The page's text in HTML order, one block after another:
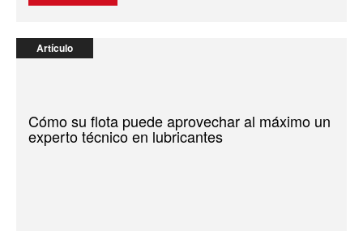
Artículo
Cómo su flota puede aprovechar al máximo un
experto técnico en lubricantes